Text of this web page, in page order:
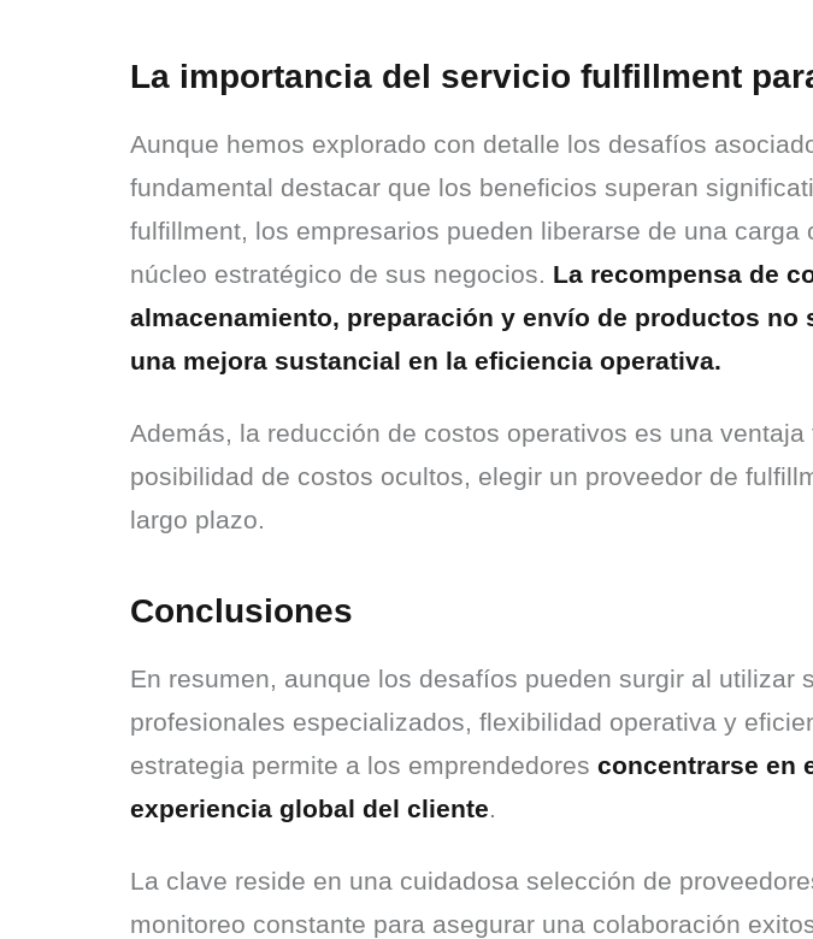
La importancia del servicio fulfillment
Aunque hemos explorado con detalle los desafíos
fundamental destacar que los beneficios superan
fulfillment, los empresarios pueden liberarse de una
núcleo estratégico de sus negocios. La recompensa de
almacenamiento, preparación y envío de productos
una mejora sustancial en la eficiencia operativa.
Además, la reducción de costos operativos es una
posibilidad de costos ocultos, elegir un proveedor de
largo plazo.
Conclusiones
En resumen, aunque los desafíos pueden surgir al
profesionales especializados, flexibilidad operativa y
estrategia permite a los emprendedores concentrarse en
experiencia global del cliente.
La clave reside en una cuidadosa selección de
monitoreo constante para asegurar una colaboración